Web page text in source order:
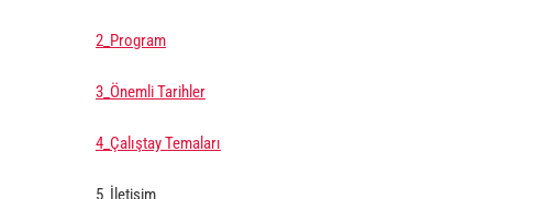
2_Program
3_Önemli Tarihler
4_Çalıştay Temaları
5_İletişim